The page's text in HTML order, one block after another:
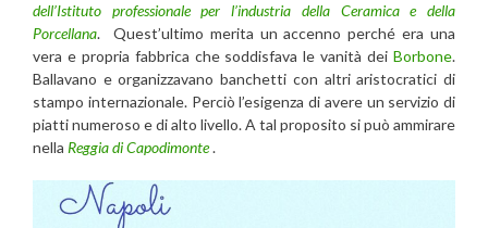
dell’Istituto professionale per l’industria della Ceramica e della
Porcellana. Quest’ultimo merita un accenno perché era una
vera e propria fabbrica che soddisfava le vanità dei Borbone.
Ballavano e organizzavano banchetti con altri aristocratici di
stampo internazionale. Perciò l’esigenza di avere un servizio di
piatti numeroso e di alto livello. A tal proposito si può ammirare
nella Reggia di Capodimonte.